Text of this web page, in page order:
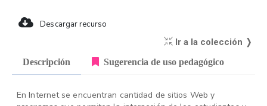
Descargar recurso
Ir a la colección ❭
Descripción Sugerencia de uso pedagógico
En Internet se encuentran cantidad de sitios Web y